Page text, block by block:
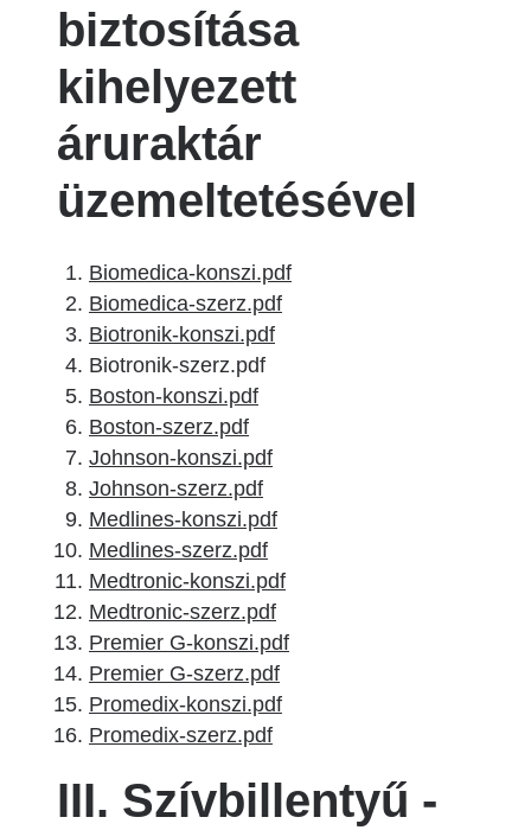
biztosítása
kihelyezett
áruraktár
üzemeltetésével
Biomedica-konszi.pdf
Biomedica-szerz.pdf
Biotronik-konszi.pdf
Biotronik-szerz.pdf
Boston-konszi.pdf
Boston-szerz.pdf
Johnson-konszi.pdf
Johnson-szerz.pdf
Medlines-konszi.pdf
Medlines-szerz.pdf
Medtronic-konszi.pdf
Medtronic-szerz.pdf
Premier G-konszi.pdf
Premier G-szerz.pdf
Promedix-konszi.pdf
Promedix-szerz.pdf
III. Szívbillentyű -